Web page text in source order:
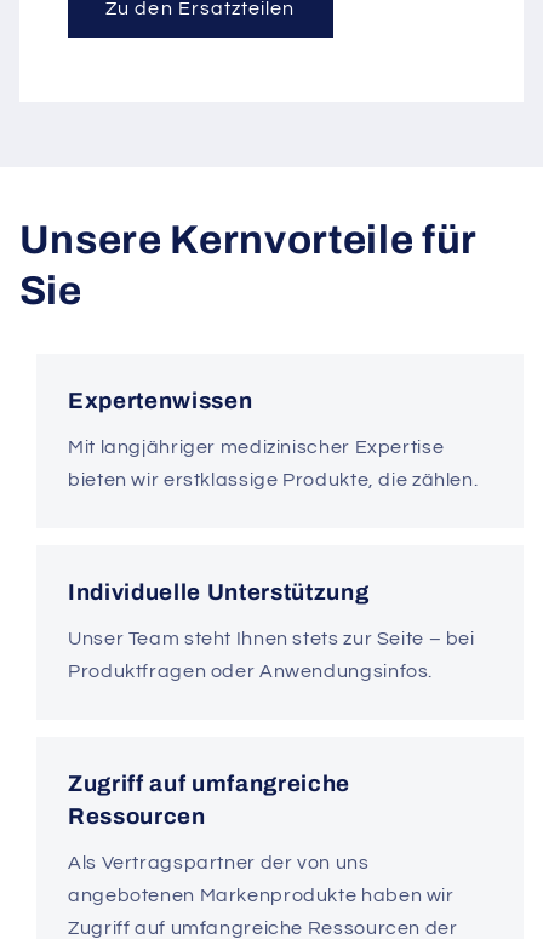
Zu den Ersatzteilen
Unsere Kernvorteile für
Sie
Expertenwissen
Mit langjähriger medizinischer Expertise
bieten wir erstklassige Produkte, die zählen.
Individuelle Unterstützung
Unser Team steht Ihnen stets zur Seite – bei
Produktfragen oder Anwendungsinfos.
Zugriff auf umfangreiche
Ressourcen
Als Vertragspartner der von uns
angebotenen Markenprodukte haben wir
Zugriff auf umfangreiche Ressourcen der